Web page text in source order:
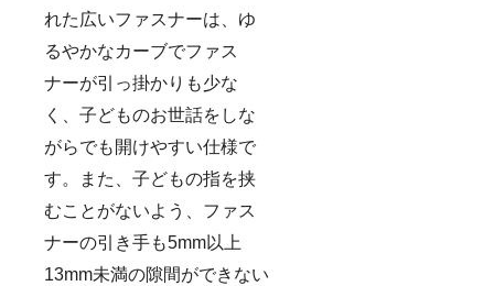
れた広いファスナーは、ゆ
るやかなカーブでファス
ナーが引っ掛かりも少な
く、子どものお世話をしな
がらでも開けやすい仕様で
す。また、子どもの指を挟
むことがないよう、ファス
ナーの引き手も5mm以上
13mm未満の隙間ができない